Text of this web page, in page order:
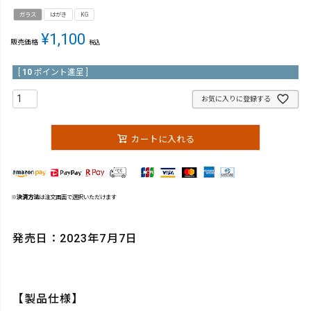
ガラス はがき KG
販売価格 ¥1,100 税込
10 ポイント進呈 ]
お気に入りに登録する
カートに入れる
※決済方法は注文画面で選択いただけます
発売日：2023年7月7日
【製品仕様】